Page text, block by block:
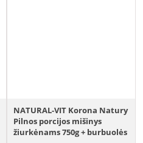
NATURAL-VIT Korona Natury
Pilnos porcijos mišinys
žiurkėnams 750g + burbuolės